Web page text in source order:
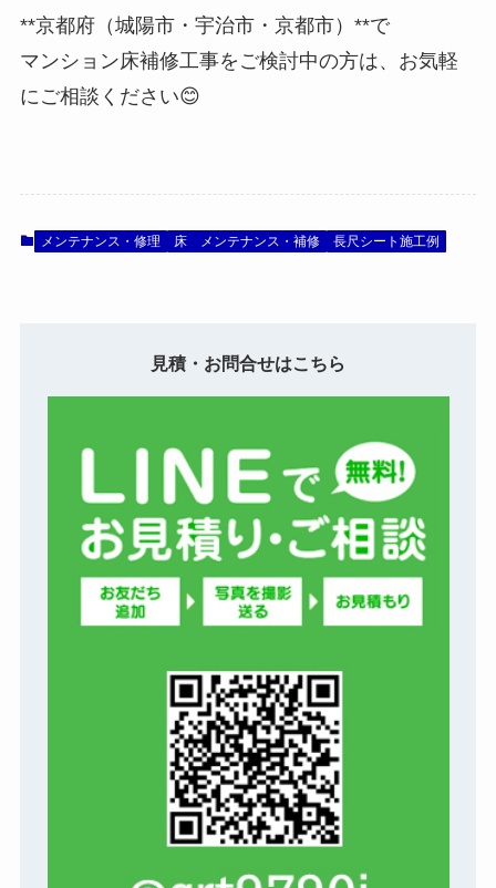
**京都府（城陽市・宇治市・京都市）**で
マンション床補修工事をご検討中の方は、お気軽
にご相談ください😊
メンテナンス・修理 床 メンテナンス・補修 長尺シート施工例
見積・お問合せはこちら